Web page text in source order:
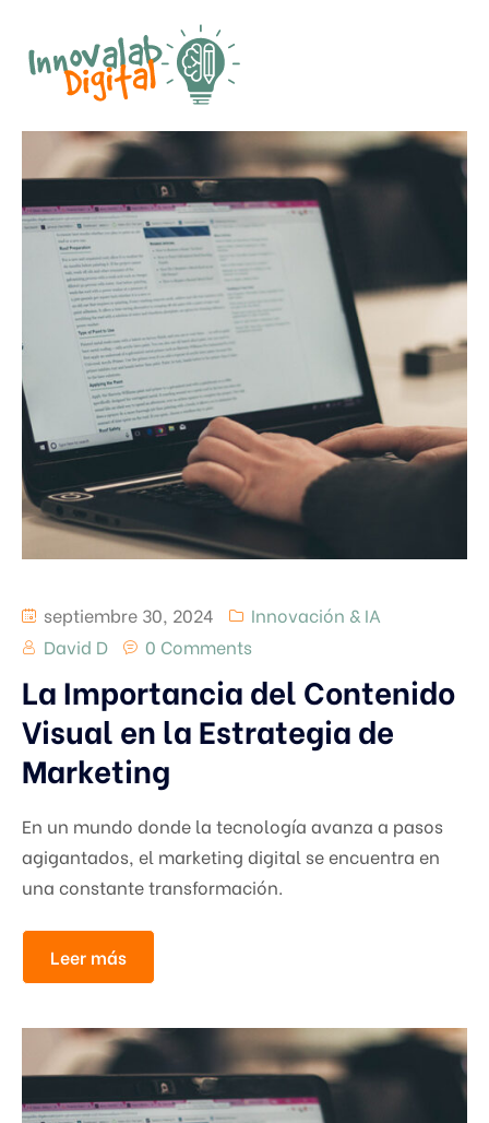
septiembre 30, 2024
Innovación & IA
David D
0 Comments
La Importancia del Contenido
Visual en la Estrategia de
Marketing
En un mundo donde la tecnología avanza a pasos
agigantados, el marketing digital se encuentra en
una constante transformación.
Leer más